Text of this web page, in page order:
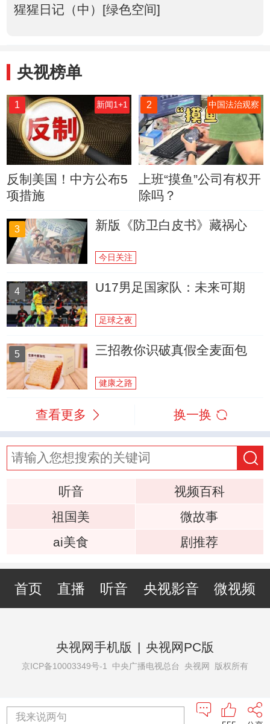
猩猩日记（中）[绿色空间]
央视榜单
1 新闻1+1
反制美国！中方公布5
项措施
2 中国法治观察
上班“摸鱼”公司有权开
除吗？
3 新版《防卫白皮书》藏祸心
今日关注
4 U17男足国家队：未来可期
足球之夜
5 三招教你识破真假全麦面包
健康之路
查看更多 换一换
听音
视频百科
祖国美
微故事
ai美食
剧推荐
首页 直播 听音 央视影音 微视频
央视网手机版 | 央视网PC版
京ICP备10003349号-1 中央广播电视总台 央视网 版权所有
我来说两句